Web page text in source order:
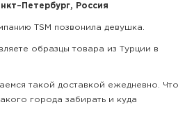
Россия
TSM позвонила девушка.
образцы товара из Турции в
такой доставкой ежедневно. Что
города забирать и куда